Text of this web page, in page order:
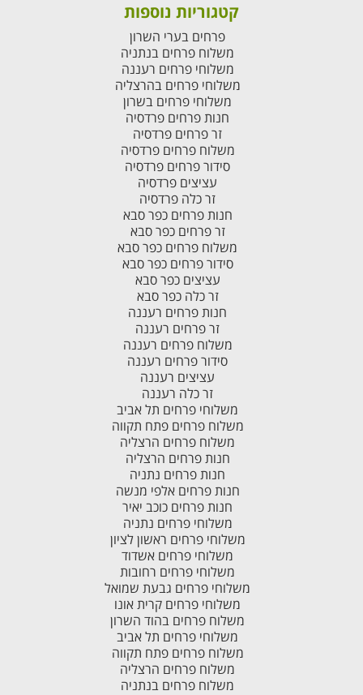
קטגוריות נוספות
פרחים בערי השרון
משלוח פרחים בנתניה
משלוחי פרחים רעננה
משלוחי פרחים בהרצליה
משלוחי פרחים בשרון
חנות פרחים פרדסיה
זר פרחים פרדסיה
משלוח פרחים פרדסיה
סידור פרחים פרדסיה
עציצים פרדסיה
זר כלה פרדסיה
חנות פרחים כפר סבא
זר פרחים כפר סבא
משלוח פרחים כפר סבא
סידור פרחים כפר סבא
עציצים כפר סבא
זר כלה כפר סבא
חנות פרחים רעננה
זר פרחים רעננה
משלוח פרחים רעננה
סידור פרחים רעננה
עציצים רעננה
זר כלה רעננה
משלוחי פרחים תל אביב
משלוח פרחים פתח תקווה
משלוח פרחים הרצליה
חנות פרחים הרצליה
חנות פרחים נתניה
חנות פרחים אלפי מנשה
חנות פרחים כוכב יאיר
משלוחי פרחים נתניה
משלוחי פרחים ראשון לציון
משלוחי פרחים אשדוד
משלוחי פרחים רחובות
משלוחי פרחים גבעת שמואל
משלוחי פרחים קרית אונו
משלוח פרחים בהוד השרון
משלוחי פרחים תל אביב
משלוח פרחים פתח תקווה
משלוח פרחים הרצליה
משלוח פרחים בנתניה